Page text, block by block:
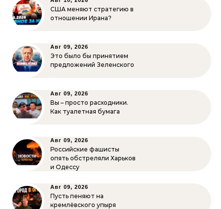
США меняют стратегию в
отношении Ирана?
Авг 09, 2026
Это было бы принятием
предложений Зеленского
Авг 09, 2026
Вы – просто расходники.
Как туалетная бумага
Авг 09, 2026
Российские фашисты
опять обстреляли Харьков
и Одессу
Авг 09, 2026
Пусть пеняют на
кремлёвского упыря